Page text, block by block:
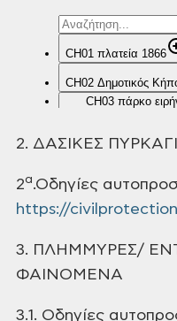
2. ΔΑΣΙΚΕΣ
2α.Οδηγίες
https://
3. ΠΛΗΜΜΥΡΕΣ/
ΦΑΙΝΟΜΕΝΑ
3.1. Οδηγίες